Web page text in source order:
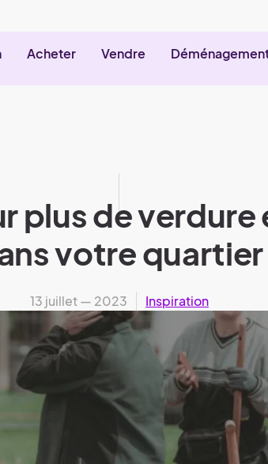
Acheter Vendre
plus de
votre quartier
13 juillet — 2023 Inspiration